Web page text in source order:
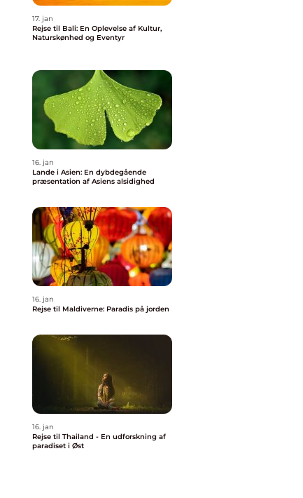
17. jan
Rejse til Bali: En Oplevelse af Kultur,
Naturskønhed og Eventyr
16. jan
Lande i Asien: En dybdegående
præsentation af Asiens alsidighed
16. jan
Rejse til Maldiverne: Paradis på jorden
16. jan
Rejse til Thailand - En udforskning af
paradiset i Øst